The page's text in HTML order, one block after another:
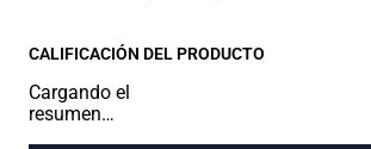
CALIFICACIÓN DEL PRODUCTO
Cargando el
resumen…